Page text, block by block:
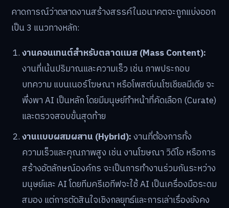
คาดการณ์ว่าตลาดงานสร้างสรรค์ในอนาคตจะถูกแบ่งออก
เป็น 3 แนวทางหลัก:
งานคอนเทนต์สำหรับตลาดแมส (Mass Content):
งานที่เน้นปริมาณและความเร็ว เช่น ภาพประกอบ
บทความ แบนเนอร์โฆษณา หรือโพสต์บนโซเชียลมีเดีย จะ
พึ่งพา AI เป็นหลัก โดยมีมนุษย์ทำหน้าที่คัดเลือก (Curate)
และตรวจสอบขั้นสุดท้าย
งานแบบผสมผสาน (Hybrid):งานที่ต้องการทั้ง
ความเร็วและคุณภาพสูง เช่น งานโฆษณา วิดีโอ หรือการ
สร้างอัตลักษณ์องค์กร จะเป็นการทำงานร่วมกันระหว่าง
มนุษย์และ AI โดยทีมครีเอทีฟจะใช้ AI เป็นเครื่องมือระดม
สมอง แต่การตัดสินใจเชิงกลยุทธ์และการเล่าเรื่องยังคง